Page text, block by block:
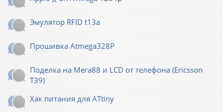
Эмулятор RFID t13a
Прошивка Atmega328P
Поделка на Мега88 и LCD от телефона (Ericsson
T39)
Хак питания для ATtiny